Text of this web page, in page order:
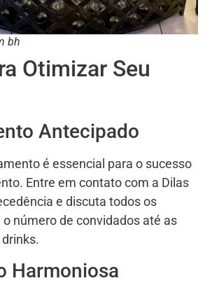
bh
Otimizar Seu
Antecipado
é essencial para o sucesso
Entre em contato com a Dilas
e discuta todos os
número de convidados até as
Harmoniosa